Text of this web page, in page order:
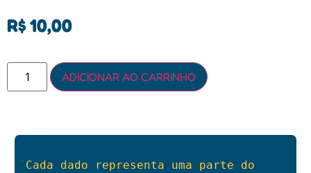
R$10,00
ADICIONAR AO CARRINHO
Cada dado representa uma parte do